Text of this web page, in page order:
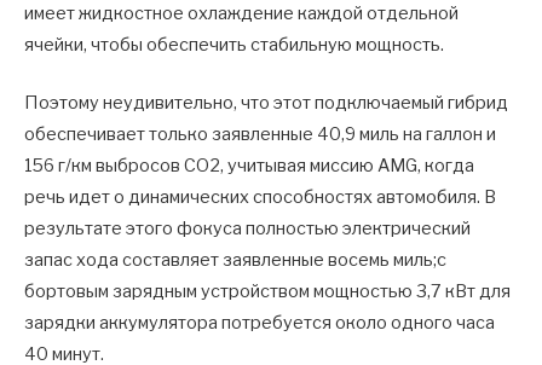
имеет жидкостное охлаждение каждой отдельной
ячейки, чтобы обеспечить стабильную мощность.
Поэтому неудивительно, что этот подключаемый гибрид
обеспечивает только заявленные 40,9 миль на галлон и
156 г/км выбросов CO2, учитывая миссию AMG, когда
речь идет о динамических способностях автомобиля. В
результате этого фокуса полностью электрический
запас хода составляет заявленные восемь миль;с
бортовым зарядным устройством мощностью 3,7 кВт для
зарядки аккумулятора потребуется около одного часа
40 минут.